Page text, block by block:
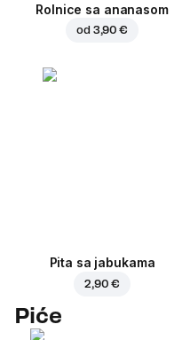
Rolnice sa ananasom
od 3,90 €
Pita sa jabukama
2,90 €
Piće